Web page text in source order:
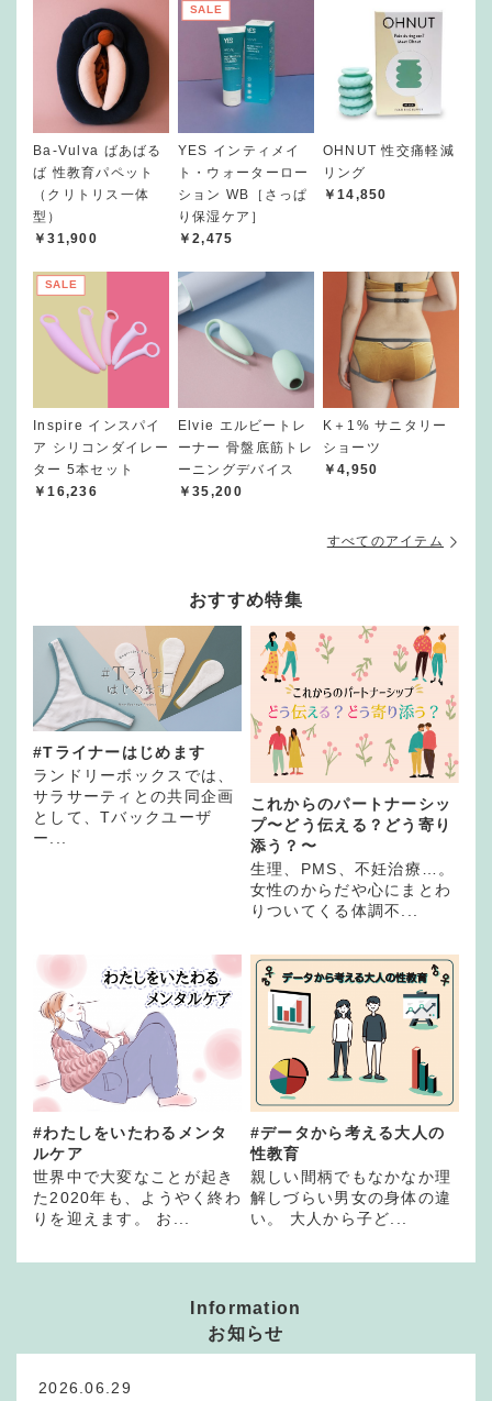
Ba-Vulva ばあばる
ば 性教育パペット
（クリトリス一体
型）
￥31,900
SALE
YES インティメイ
ト・ウォーターロー
ション WB［さっぱ
り保湿ケア］
￥2,475
OHNUT 性交痛軽減
リング
￥14,850
SALE
Inspire インスパイ
ア シリコンダイレー
ター 5本セット
￥16,236
Elvie エルビートレ
ーナー 骨盤底筋トレ
ーニングデバイス
￥35,200
K＋1% サニタリー
ショーツ
￥4,950
すべてのアイテム
おすすめ特集
#Tライナーはじめます
ランドリーボックスでは、
サラサーティとの共同企画
として、Tバックユーザ
ー...
これからのパートナーシッ
プ〜どう伝える？どう寄り
添う？〜
生理、PMS、不妊治療…。
女性のからだや心にまとわ
りついてくる体調不...
#わたしをいたわるメンタ
ルケア
世界中で大変なことが起き
た2020年も、ようやく終わ
りを迎えます。 お...
#データから考える大人の
性教育
親しい間柄でもなかなか理
解しづらい男女の身体の違
い。 大人から子ど...
Information
お知らせ
2026.06.29